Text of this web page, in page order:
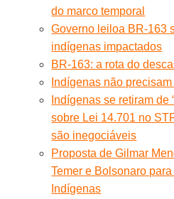
do marco temporal
Governo leiloa BR-163
indígenas impactados
BR-163: a rota do
Indígenas não
Indígenas se retiram de
sobre Lei 14.701 no
são inegociáveis
Proposta de Gilmar
Temer e Bolsonaro
Indígenas